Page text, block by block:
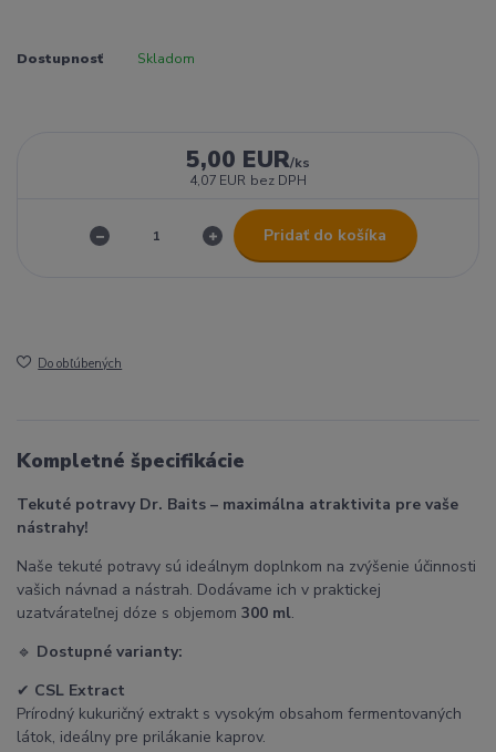
Dostupnosť Skladom
5,00 EUR/ks
4,07 EUR bez DPH
Pridať do košíka
Do obľúbených
Kompletné špecifikácie
Tekuté potravy Dr. Baits – maximálna atraktivita pre vaše
nástrahy!
Naše tekuté potravy sú ideálnym doplnkom na zvýšenie účinnosti
vašich návnad a nástrah. Dodávame ich v praktickej
uzatvárateľnej dóze s objemom 300 ml.
🔹 Dostupné varianty:
✔ CSL Extract
Prírodný kukuričný extrakt s vysokým obsahom fermentovaných
látok, ideálny pre prilákanie kaprov.